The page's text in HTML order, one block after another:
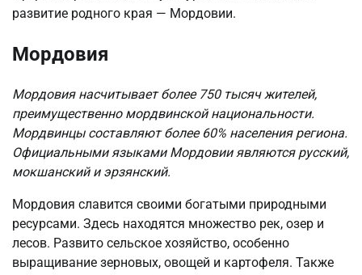
развитие родного края — Мордовии.
Мордовия
Мордовия насчитывает более 750 тысяч жителей,
преимущественно мордвинской национальности.
Мордвинцы составляют более 60% населения региона.
Официальными языками Мордовии являются русский,
мокшанский и эрзянский.
Мордовия славится своими богатыми природными
ресурсами. Здесь находятся множество рек, озер и
лесов. Развито сельское хозяйство, особенно
выращивание зерновых, овощей и картофеля. Также